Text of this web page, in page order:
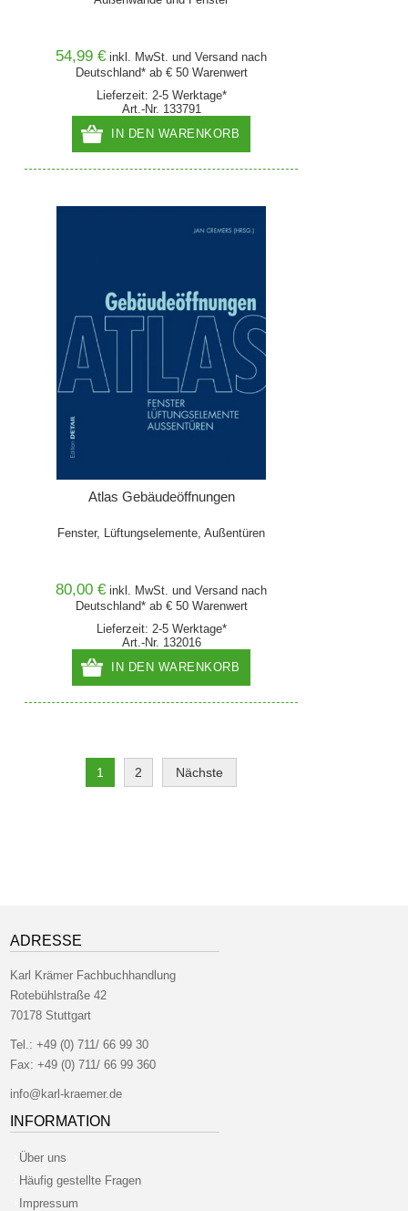
54,99 € inkl. MwSt. undVersand nach
Deutschland* ab € 50 Warenwert
Lieferzeit: 2-5 Werktage*
Art.-Nr. 133791
IN DEN WARENKORB
Atlas Gebäudeöffnungen
Fenster, Lüftungselemente, Außentüren
80,00 € inkl. MwSt. undVersand nach
Deutschland* ab € 50 Warenwert
Lieferzeit: 2-5 Werktage*
Art.-Nr. 132016
IN DEN WARENKORB
1 2 Nächste
ADRESSE
Karl Krämer Fachbuchhandlung
Rotebühlstraße 42
70178 Stuttgart
Tel.:+49 (0) 711/ 66 99 30
Fax: +49 (0) 711/ 66 99 360
info@karl-kraemer.de
INFORMATION
Über uns
Häufig gestellte Fragen
Impressum